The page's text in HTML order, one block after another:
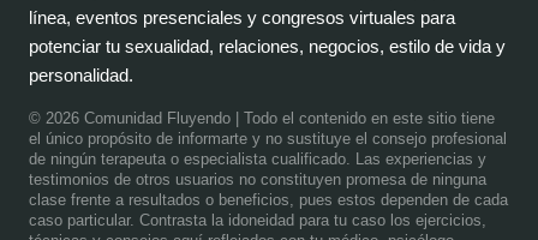
línea, eventos presenciales y congresos virtuales para
potenciar tu sexualidad, relaciones, negocios, estilo de vida y
personalidad.
© 2026 Comunidad Fluyendo | Todo el contenido en este sitio tiene
el único propósito de informarte y no sustituye el consejo profesional
de ningún terapeuta o especialista cualificado. Las experiencias y
testimonios de otros usuarios no constituyen promesa de ninguna
clase frente a resultados o beneficios, pues estos dependen de cada
caso particular. Contrasta la idoneidad para tu caso los ejercicios,